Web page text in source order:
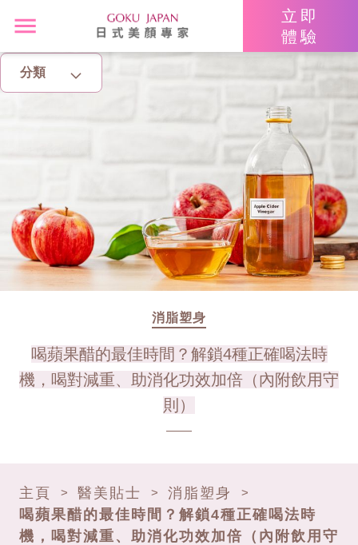
立即
體驗
分類
美白去斑
增肌減脂
消脂塑身
喝蘋果醋的最佳時間？解鎖4種正確喝法時
機，喝對減重、助消化功效加倍（內附飲用守
則）
主頁 > 醫美貼士 > 消脂塑身 >
喝蘋果醋的最佳時間？解鎖4種正確喝法時
機，喝對減重、助消化功效加倍（內附飲用守